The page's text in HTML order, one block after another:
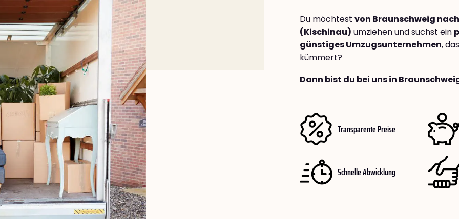
Du möchtest von Braunschweig
(Kischinau) umziehen und suchst ein
günstiges Umzugsunternehmen,
kümmert?
Dann bist du bei uns in
Transparente Preise
Schnelle Abwicklung